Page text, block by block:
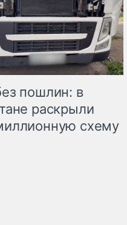
пошлин: в
раскрыли
схему